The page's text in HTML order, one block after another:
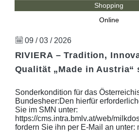
Shopping
Online
09 / 03 / 2026
RIVIERA – Tradition,
Qualität „Made in Austria“
Sonderkondition für das
Bundesheer:Den hierfür
Sie im SMN unter:
https://cms.intra.bmlv.at/web/
fordern Sie ihn per E-Mail an unter: